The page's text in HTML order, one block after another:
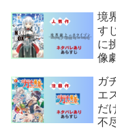
境
す
に
像
ガ
エ
だ
不